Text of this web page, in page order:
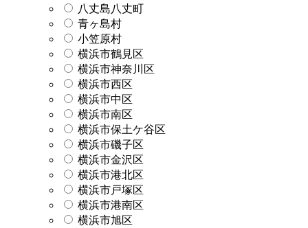
八丈島八丈町
青ヶ島村
小笠原村
横浜市鶴見区
横浜市神奈川区
横浜市西区
横浜市中区
横浜市南区
横浜市保土ケ谷区
横浜市磯子区
横浜市金沢区
横浜市港北区
横浜市戸塚区
横浜市港南区
横浜市旭区